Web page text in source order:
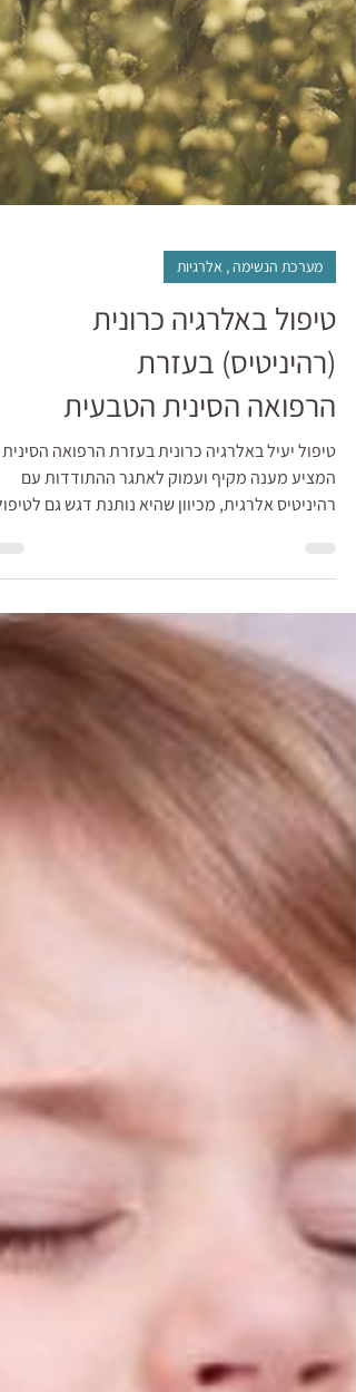
מערכת הנשימה , אלרגיות
טיפול באלרגיה כרונית
(רהיניטיס) בעזרת
הרפואה הסינית הטבעית
טיפול יעיל באלרגיה כרונית בעזרת הרפואה הסינית
המציע מענה מקיף ועמוק לאתגר ההתודדות עם